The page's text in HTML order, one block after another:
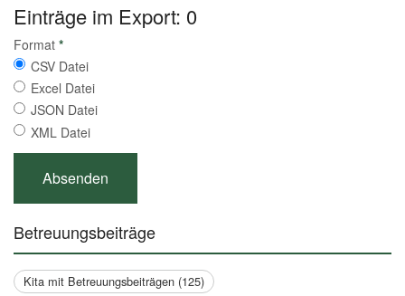
Einträge im Export: 0
Format *
CSV Datei
Excel Datei
JSON Datei
XML Datei
Betreuungsbeiträge
Kita mit Betreuungsbeiträgen (125)